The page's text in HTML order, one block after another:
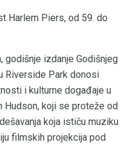
Harlem Piers, od 59. do
godišnje izdanje Godišnjeg
Riverside Park donosi
i kulturne događaje u
Hudson, koji se proteže od
koja ističu muziku
filmskih projekcija pod